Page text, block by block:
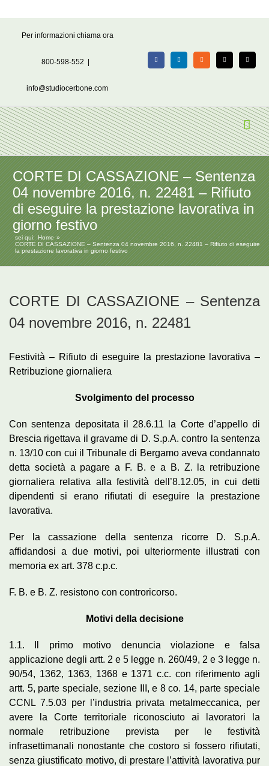
Per informazioni chiama ora
800-598-552
info@studiocerbone.com
FacebookLinkedIn Rss X Email
CORTE DI CASSAZIONE – Sentenza
04 novembre 2016, n. 22481 – Rifiuto
di eseguire la prestazione lavorativa in
giorno festivo
sei qui: Home
CORTE DI CASSAZIONE – Sentenza 04 novembre 2016, n. 22481 – Rifiuto di eseguire
la prestazione lavorativa in giorno festivo
CORTE DI CASSAZIONE – Sentenza
04 novembre 2016, n. 22481
Festività – Rifiuto di eseguire la prestazione lavorativa –
Retribuzione giornaliera
Svolgimento del processo
Con sentenza depositata il 28.6.11 la Corte d’appello di
Brescia rigettava il gravame di D. S.p.A. contro la sentenza
n. 13/10 con cui il Tribunale di Bergamo aveva condannato
detta società a pagare a F. B. e a B. Z. la retribuzione
giornaliera relativa alla festività dell’8.12.05, in cui detti
dipendenti si erano rifiutati di eseguire la prestazione
lavorativa.
Per la cassazione della sentenza ricorre D. S.p.A.
affidandosi a due motivi, poi ulteriormente illustrati con
memoria ex art. 378 c.p.c.
F. B. e B. Z. resistono con controricorso.
Motivi della decisione
1.1. Il primo motivo denuncia violazione e falsa
applicazione degli artt. 2 e 5 legge n. 260/49, 2 e 3 legge n.
90/54, 1362, 1363, 1368 e 1371 c.c. con riferimento agli
artt. 5, parte speciale, sezione III, e 8 co. 14, parte speciale
CCNL 7.5.03 per l’industria privata metalmeccanica, per
avere la Corte territoriale riconosciuto ai lavoratori la
normale retribuzione prevista per le festività
infrasettimanali nonostante che costoro si fossero rifiutati,
senza giustificato motivo, di prestare l’attività lavorativa pur